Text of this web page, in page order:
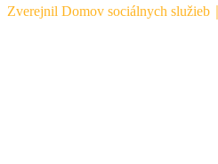
Zverejnil Domov sociálnych služieb